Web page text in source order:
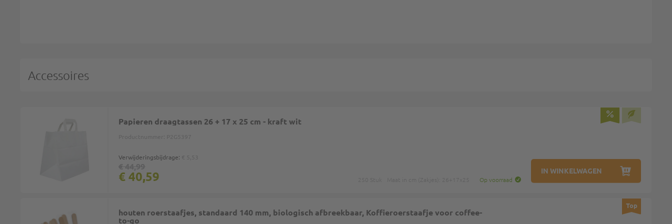
Accessoires
Papieren draagtassen 26 + 17 x 25 cm - kraft wit
Verwijderingsbijdrage:
Op voorraad
IN WINKELWAGEN
€ 40,59
€ 44,99
Top
houten roerstaafjes, standaard 140 mm, biologisch afbreekbaar, Koffieroerstaafje voor coffee-
to-go